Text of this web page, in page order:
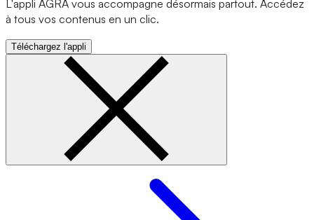
L'appli AGRA vous accompagne désormais partout. Accédez
à tous vos contenus en un clic.
Téléchargez l'appli